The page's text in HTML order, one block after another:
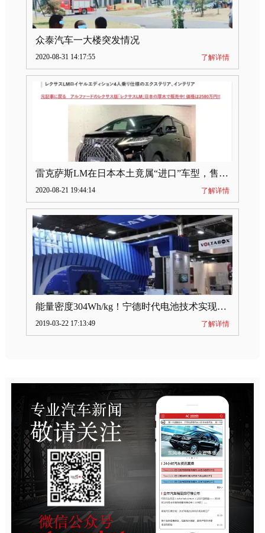
众泰汽车一大楼突发情况
2020-08-31 14:17:55 了解详情
雷克萨斯LM在日本本土竟属“进口”车型，售价2580万日元
2020-08-21 19:44:14 了解详情
能量密度304Wh/kg！宁德时代电池技术实现突破
2019-03-22 17:13:49 了解详情